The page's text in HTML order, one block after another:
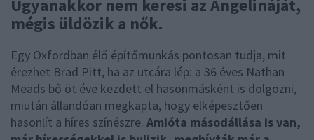
Ugyanakkor nem keresi az Angelináját,
mégis üldözik a nők.
Egy Oxfordban élő építőmunkás pontosan tudja, mit
érezhet Brad Pitt, ha az utcára lép: a 36 éves Nathan
Meads bő öt éve kezdett el hasonmásként is dolgozni,
miután állandóan megkapta, hogy elképesztően
hasonlít a híres színészre. Amióta másodállása is van,